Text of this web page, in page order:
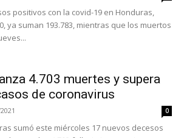
positivos con la covid-19 en Honduras,
ya suman 193.783, mientras que los muertos
4.703 muertes y supera
de coronavirus
0
sumó este miércoles 17 nuevos decesos